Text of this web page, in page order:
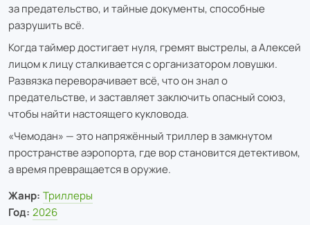
за предательство, и тайные документы, способные
разрушить всё.
Когда таймер достигает нуля, гремят выстрелы, а Алексей
лицом к лицу сталкивается с организатором ловушки.
Развязка переворачивает всё, что он знал о
предательстве, и заставляет заключить опасный союз,
чтобы найти настоящего кукловода.
«Чемодан» — это напряжённый триллер в замкнутом
пространстве аэропорта, где вор становится детективом,
а время превращается в оружие.
Жанр: Триллеры
Год: 2026